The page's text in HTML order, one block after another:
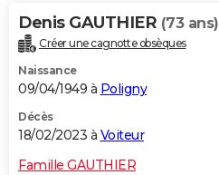
Denis GAUTHIER (73 ans)
Créer une cagnotte obsèques
Naissance
09/04/1949 à Poligny
Décès
18/02/2023 à Voiteur
Famille GAUTHIER